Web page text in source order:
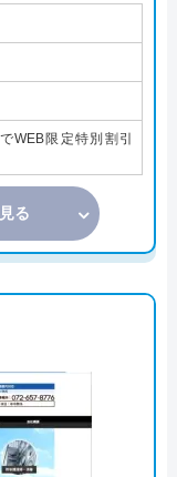
WEB限定特別割引
る